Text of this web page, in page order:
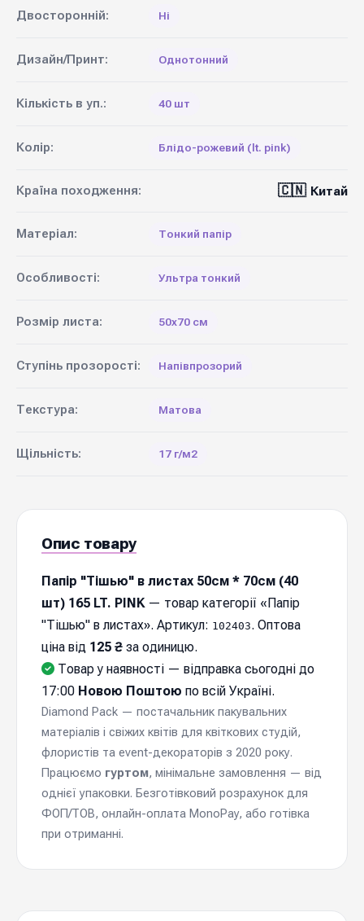
Двосторонній: Ні
Дизайн/Принт: Однотонний
Кількість в уп.: 40 шт
Колір: Блідо-рожевий (lt. pink)
Країна походження: 🇨🇳 Китай
Матеріал: Тонкий папір
Особливості: Ультра тонкий
Розмір листа: 50х70 см
Ступінь прозорості: Напівпрозорий
Текстура: Матова
Щільність: 17 г/м2
Опис товару
Папір "Тішью" в листах 50см * 70см (40
шт) 165 LT. PINK— товар категорії «Папір
"Тішью" в листах». Артикул: 102403. Оптова
ціна від 125 ₴ за одиницю.
Товар у наявності — відправка cьогодні до
17:00 Новою Поштою по всій Україні.
Diamond Pack — постачальник пакувальних
матеріалів і свіжих квітів для квіткових студій,
флористів та event-декораторів з 2020 року.
Працюємо гуртом, мінімальне замовлення — від
однієї упаковки. Безготівковий розрахунок для
ФОП/ТОВ, онлайн-оплата MonoPay, або готівка
при отриманні.